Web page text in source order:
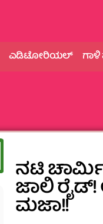
ಎಡಿಟೋರಿಯಲ್
ನಟಿ
ಜಾಲಿ
ಮಜಾ!!